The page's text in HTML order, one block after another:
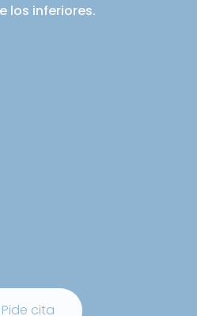
los inferiores.
Pide cita